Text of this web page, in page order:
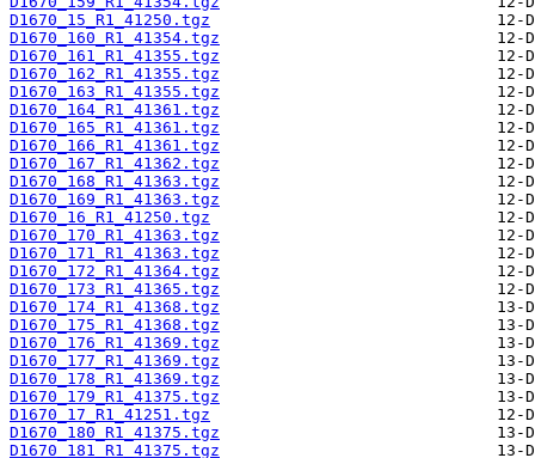
D1670_15_R1_41250.tgz
D1670_160_R1_41354.tgz
D1670_161_R1_41355.tgz
D1670_162_R1_41355.tgz
D1670_163_R1_41355.tgz
D1670_164_R1_41361.tgz
D1670_165_R1_41361.tgz
D1670_166_R1_41361.tgz
D1670_167_R1_41362.tgz
D1670_168_R1_41363.tgz
D1670_169_R1_41363.tgz
D1670_16_R1_41250.tgz
D1670_170_R1_41363.tgz
D1670_171_R1_41363.tgz
D1670_172_R1_41364.tgz
D1670_173_R1_41365.tgz
D1670_174_R1_41368.tgz
D1670_175_R1_41368.tgz
D1670_176_R1_41369.tgz
D1670_177_R1_41369.tgz
D1670_178_R1_41369.tgz
D1670_179_R1_41375.tgz
D1670_17_R1_41251.tgz
D1670_180_R1_41375.tgz
D1670_181_R1_41375.tgz